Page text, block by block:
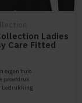
Ladies
Care Fitted
eigen huis
proefdruk
bedrukking